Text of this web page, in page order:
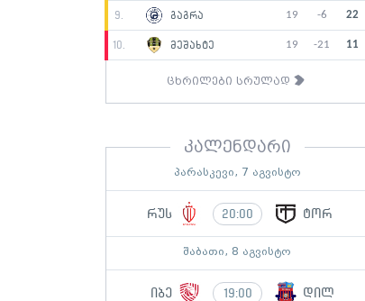
9. გაგრა 19 -6 22
10. მეშახტე 19 -21 11
ცხრილები სრულად
კალენდარი
პარასკევი, 7 აგვისტო
რუს 20:00 ტორ
შაბათი, 8 აგვისტო
იბე 19:00 დილ